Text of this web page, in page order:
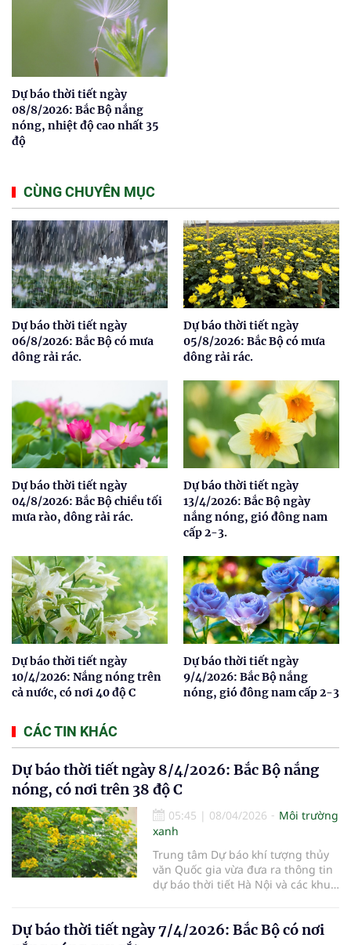
Dự báo thời tiết ngày
08/8/2026: Bắc Bộ nắng
nóng, nhiệt độ cao nhất 35
độ
CÙNG CHUYÊN MỤC
Dự báo thời tiết ngày
06/8/2026: Bắc Bộ có mưa
dông rải rác.
Dự báo thời tiết ngày
05/8/2026: Bắc Bộ có mưa
dông rải rác.
Dự báo thời tiết ngày
04/8/2026: Bắc Bộ chiều tối
mưa rào, dông rải rác.
Dự báo thời tiết ngày
13/4/2026: Bắc Bộ ngày
nắng nóng, gió đông nam
cấp 2-3.
Dự báo thời tiết ngày
10/4/2026: Nắng nóng trên
cả nước, có nơi 40 độ C
Dự báo thời tiết ngày
9/4/2026: Bắc Bộ nắng
nóng, gió đông nam cấp 2-3
CÁC TIN KHÁC
Dự báo thời tiết ngày 8/4/2026: Bắc Bộ nắng
nóng, có nơi trên 38 độ C
05:45 | 08/04/2026
Môi trường
xanh
Trung tâm Dự báo khí tượng thủy
văn Quốc gia vừa đưa ra thông tin
dự báo thời tiết Hà Nội và các khu
Dự báo thời tiết ngày 7/4/2026: Bắc Bộ có nơi